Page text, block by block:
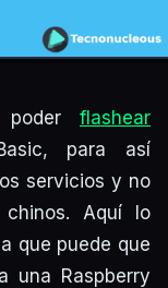
poder flashear
para así
servicios y no
chinos. Aquí lo
que puede que
una Raspberry